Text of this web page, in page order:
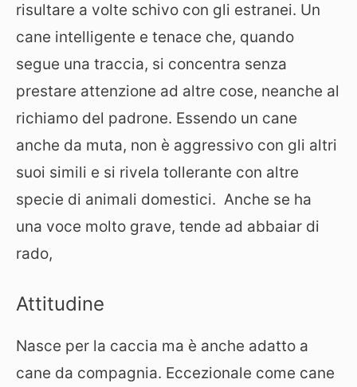
risultare a volte schivo con gli estranei. Un
cane intelligente e tenace che, quando
segue una traccia, si concentra senza
prestare attenzione ad altre cose, neanche al
richiamo del padrone. Essendo un cane
anche da muta, non è aggressivo con gli altri
suoi simili e si rivela tollerante con altre
specie di animali domestici. Anche se ha
una voce molto grave, tende ad abbaiar di
rado,
Attitudine
Nasce per la caccia ma è anche adatto a
cane da compagnia. Eccezionale come cane